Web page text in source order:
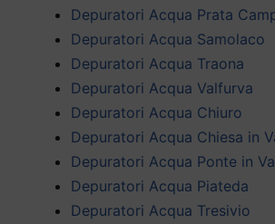
Depuratori Acqua Prata
Depuratori Acqua Samolaco
Depuratori Acqua Traona
Depuratori Acqua Valfurva
Depuratori Acqua Chiuro
Depuratori Acqua Chiesa in
Depuratori Acqua Ponte in
Depuratori Acqua Piateda
Depuratori Acqua Tresivio